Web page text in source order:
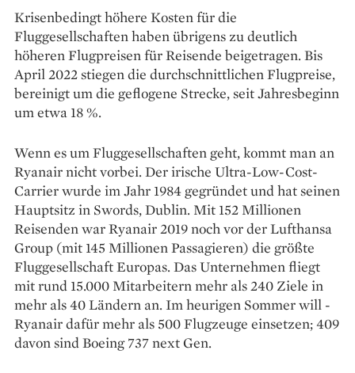
Krisenbedingt höhere ­Kosten für die
Fluggesellschaften haben ­übrigens zu deutlich
höheren Flugpreisen für Reisende beigetragen. Bis
April 2022 stiegen die durchschnittlichen Flugpreise,
bereinigt um die geflogene Strecke, seit Jahresbeginn
um etwa 18 %.
Wenn es um Fluggesell­schaften geht, kommt man an
­Ryanair nicht vorbei. Der irische Ultra-­Low-Cost-
Carrier wurde im Jahr 1984 ­gegründet und hat seinen
Hauptsitz in Swords, Dublin. Mit 152 Millionen
Reisenden war ­Ryanair 2019 noch vor der Luft­hansa
Group (mit 145 Millionen Passagieren) die größte
Fluggesellschaft Europas. Das Unternehmen fliegt
mit rund 15.000 Mitarbeitern mehr als 240 Ziele in
mehr als 40 Ländern an. Im heurigen Sommer will ­
Ryanair dafür mehr als 500 Flug­zeuge einsetzen; 409
davon sind Boeing 737 next Gen.